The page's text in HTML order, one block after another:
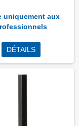
uniquement aux
DÉTAILS